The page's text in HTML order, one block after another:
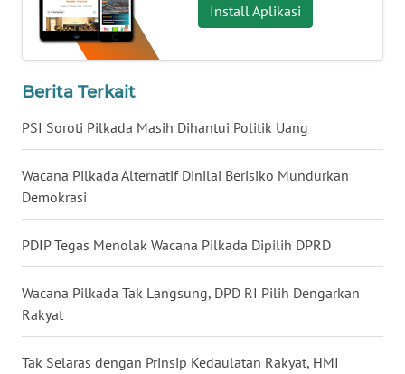
Install Aplikasi
Berita Terkait
PSI Soroti Pilkada Masih Dihantui Politik Uang
Wacana Pilkada Alternatif Dinilai Berisiko Mundurkan
Demokrasi
PDIP Tegas Menolak Wacana Pilkada Dipilih DPRD
Wacana Pilkada Tak Langsung, DPD RI Pilih Dengarkan
Rakyat
Tak Selaras dengan Prinsip Kedaulatan Rakyat, HMI
WN
KALTARA
KALSEL
WN
KALTIM
WN
WN